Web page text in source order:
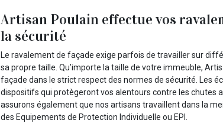
Artisan Poulain effectue vos
la sécurité
Le ravalement de façade exige parfois de travailler sur
sa propre taille. Qu’importe la taille de votre immeuble,
façade dans le strict respect des normes de sécurité. Les
dispositifs qui protègeront vos alentours contre les chutes
assurons également que nos artisans travaillent dans la
des Equipements de Protection Individuelle ou EPI.